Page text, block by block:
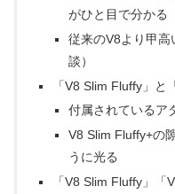
がひと目で分かる
従来のV8より甲高
談）
「V8 Slim Fluffy」
付属されているア
V8 Slim Fluffy+の
うに光る
「V8 Slim Fluffy」